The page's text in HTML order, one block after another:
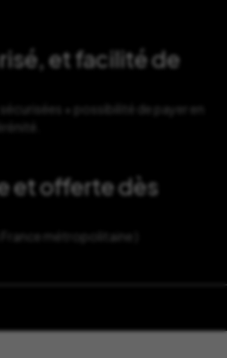
et facilité de
+ possibilité de payer en
et offerte dès
métropolitaine )